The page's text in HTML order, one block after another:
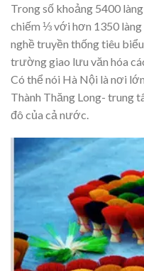
Trong số khoảng 5400
chiếm ⅓ với hơn 1350 làng
nghề truyền thống tiêu
trường giao lưu văn hóa
Có thể nói Hà Nội là nơi
Thành Thăng Long- trung
đô của cả nước.